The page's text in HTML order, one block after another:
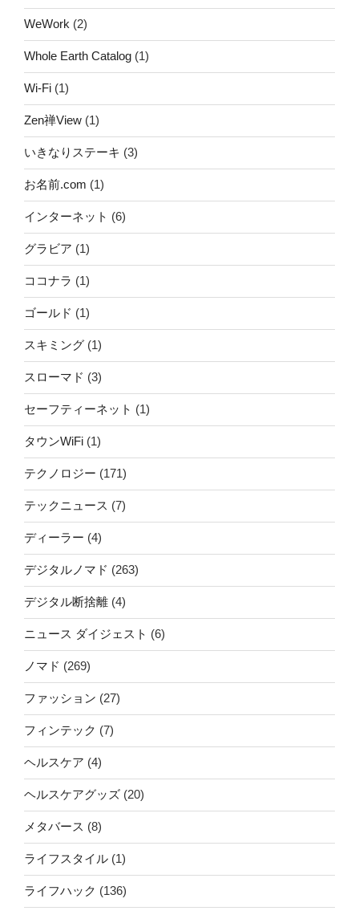
WeWork (2)
Whole Earth Catalog (1)
Wi-Fi (1)
Zen禅View (1)
いきなりステーキ (3)
お名前.com (1)
インターネット (6)
グラビア (1)
ココナラ (1)
ゴールド (1)
スキミング (1)
スローマド (3)
セーフティーネット (1)
タウンWiFi (1)
テクノロジー (171)
テックニュース (7)
ディーラー (4)
デジタルノマド (263)
デジタル断捨離 (4)
ニュース ダイジェスト (6)
ノマド (269)
ファッション (27)
フィンテック (7)
ヘルスケア (4)
ヘルスケアグッズ (20)
メタバース (8)
ライフスタイル (1)
ライフハック (136)